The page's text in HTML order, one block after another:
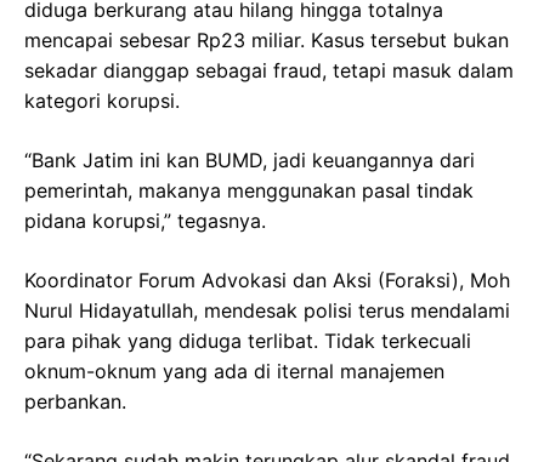
diduga berkurang atau hilang hingga totalnya
mencapai sebesar Rp23 miliar. Kasus tersebut bukan
sekadar dianggap sebagai fraud, tetapi masuk dalam
kategori korupsi.
“Bank Jatim ini kan BUMD, jadi keuangannya dari
pemerintah, makanya menggunakan pasal tindak
pidana korupsi,” tegasnya.
Koordinator Forum Advokasi dan Aksi (Foraksi), Moh
Nurul Hidayatullah, mendesak polisi terus mendalami
para pihak yang diduga terlibat. Tidak terkecuali
oknum-oknum yang ada di iternal manajemen
perbankan.